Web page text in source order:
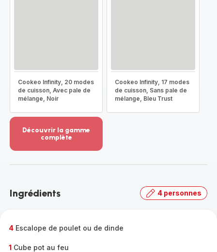
Cookeo Infinity, 20 modes
de cuisson, Avec pale de
mélange, Noir
Cookeo Infinity, 17 modes
de cuisson, Sans pale de
mélange, Bleu Trust
Découvrir la gamme
complète
-
gamme
Ingrédients 4 personnes
4 Escalope de poulet ou de dinde
1 Cube pot au feu